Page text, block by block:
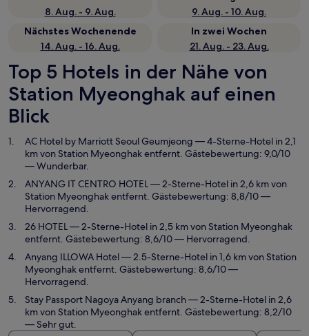
8. Aug. - 9. Aug.
9. Aug. - 10. Aug.
Nächstes Wochenende
14. Aug. - 16. Aug.
In zwei Wochen
21. Aug. - 23. Aug.
Top 5 Hotels in der Nähe von
Station Myeonghak auf einen
Blick
AC Hotel by Marriott Seoul Geumjeong — 4-Sterne-Hotel in 2,1
km von Station Myeonghak entfernt. Gästebewertung: 9,0/10
— Wunderbar.
ANYANG IT CENTRO HOTEL— 2-Sterne-Hotel in 2,6 km von
Station Myeonghak entfernt. Gästebewertung: 8,8/10 —
Hervorragend.
26 HOTEL— 2-Sterne-Hotel in 2,5 km von Station Myeonghak
entfernt. Gästebewertung: 8,6/10 — Hervorragend.
Anyang ILLOWA Hotel— 2.5-Sterne-Hotel in 1,6 km von Station
Myeonghak entfernt. Gästebewertung: 8,6/10 —
Hervorragend.
Stay Passport Nagoya Anyang branch— 2-Sterne-Hotel in 2,6
km von Station Myeonghak entfernt. Gästebewertung: 8,2/10
— Sehr gut.